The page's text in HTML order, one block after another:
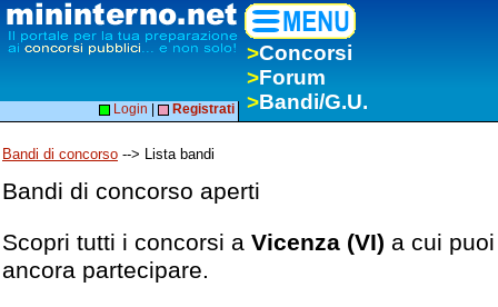
>Concorsi
>Forum
>Bandi/G.U.
Login Registrati
Bandi di concorso --> Lista bandi
Bandi di concorso aperti
Scopri tutti i concorsi a Vicenza (VI) a cui puoi
ancora partecipare.